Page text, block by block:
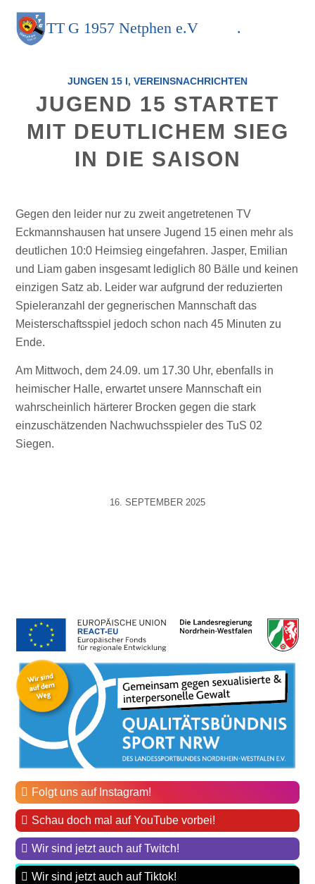
TT G 1957 Netphen e.V .
JUNGEN 15 I, VEREINSNACHRICHTEN
JUGEND 15 STARTET
MIT DEUTLICHEM SIEG
IN DIE SAISON
Gegen den leider nur zu zweit angetretenen TV
Eckmannshausen hat unsere Jugend 15 einen mehr als
deutlichen 10:0 Heimsieg eingefahren. Jasper, Emilian
und Liam gaben insgesamt lediglich 80 Bälle und keinen
einzigen Satz ab. Leider war aufgrund der reduzierten
Spieleranzahl der gegnerischen Mannschaft das
Meisterschaftsspiel jedoch schon nach 45 Minuten zu
Ende.
Am Mittwoch, dem 24.09. um 17.30 Uhr, ebenfalls in
heimischer Halle, erwartet unsere Mannschaft ein
wahrscheinlich härterer Brocken gegen die stark
einzuschätzenden Nachwuchsspieler des TuS 02
Siegen.
16. SEPTEMBER 2025
Folgt uns auf Instagram!
Schau doch mal auf YouTube vorbei!
Wir sind jetzt auch auf Twitch!
Wir sind jetzt auch auf Tiktok!